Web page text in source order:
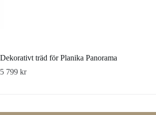
Dekorativt träd för Planika Panorama
5 799 kr